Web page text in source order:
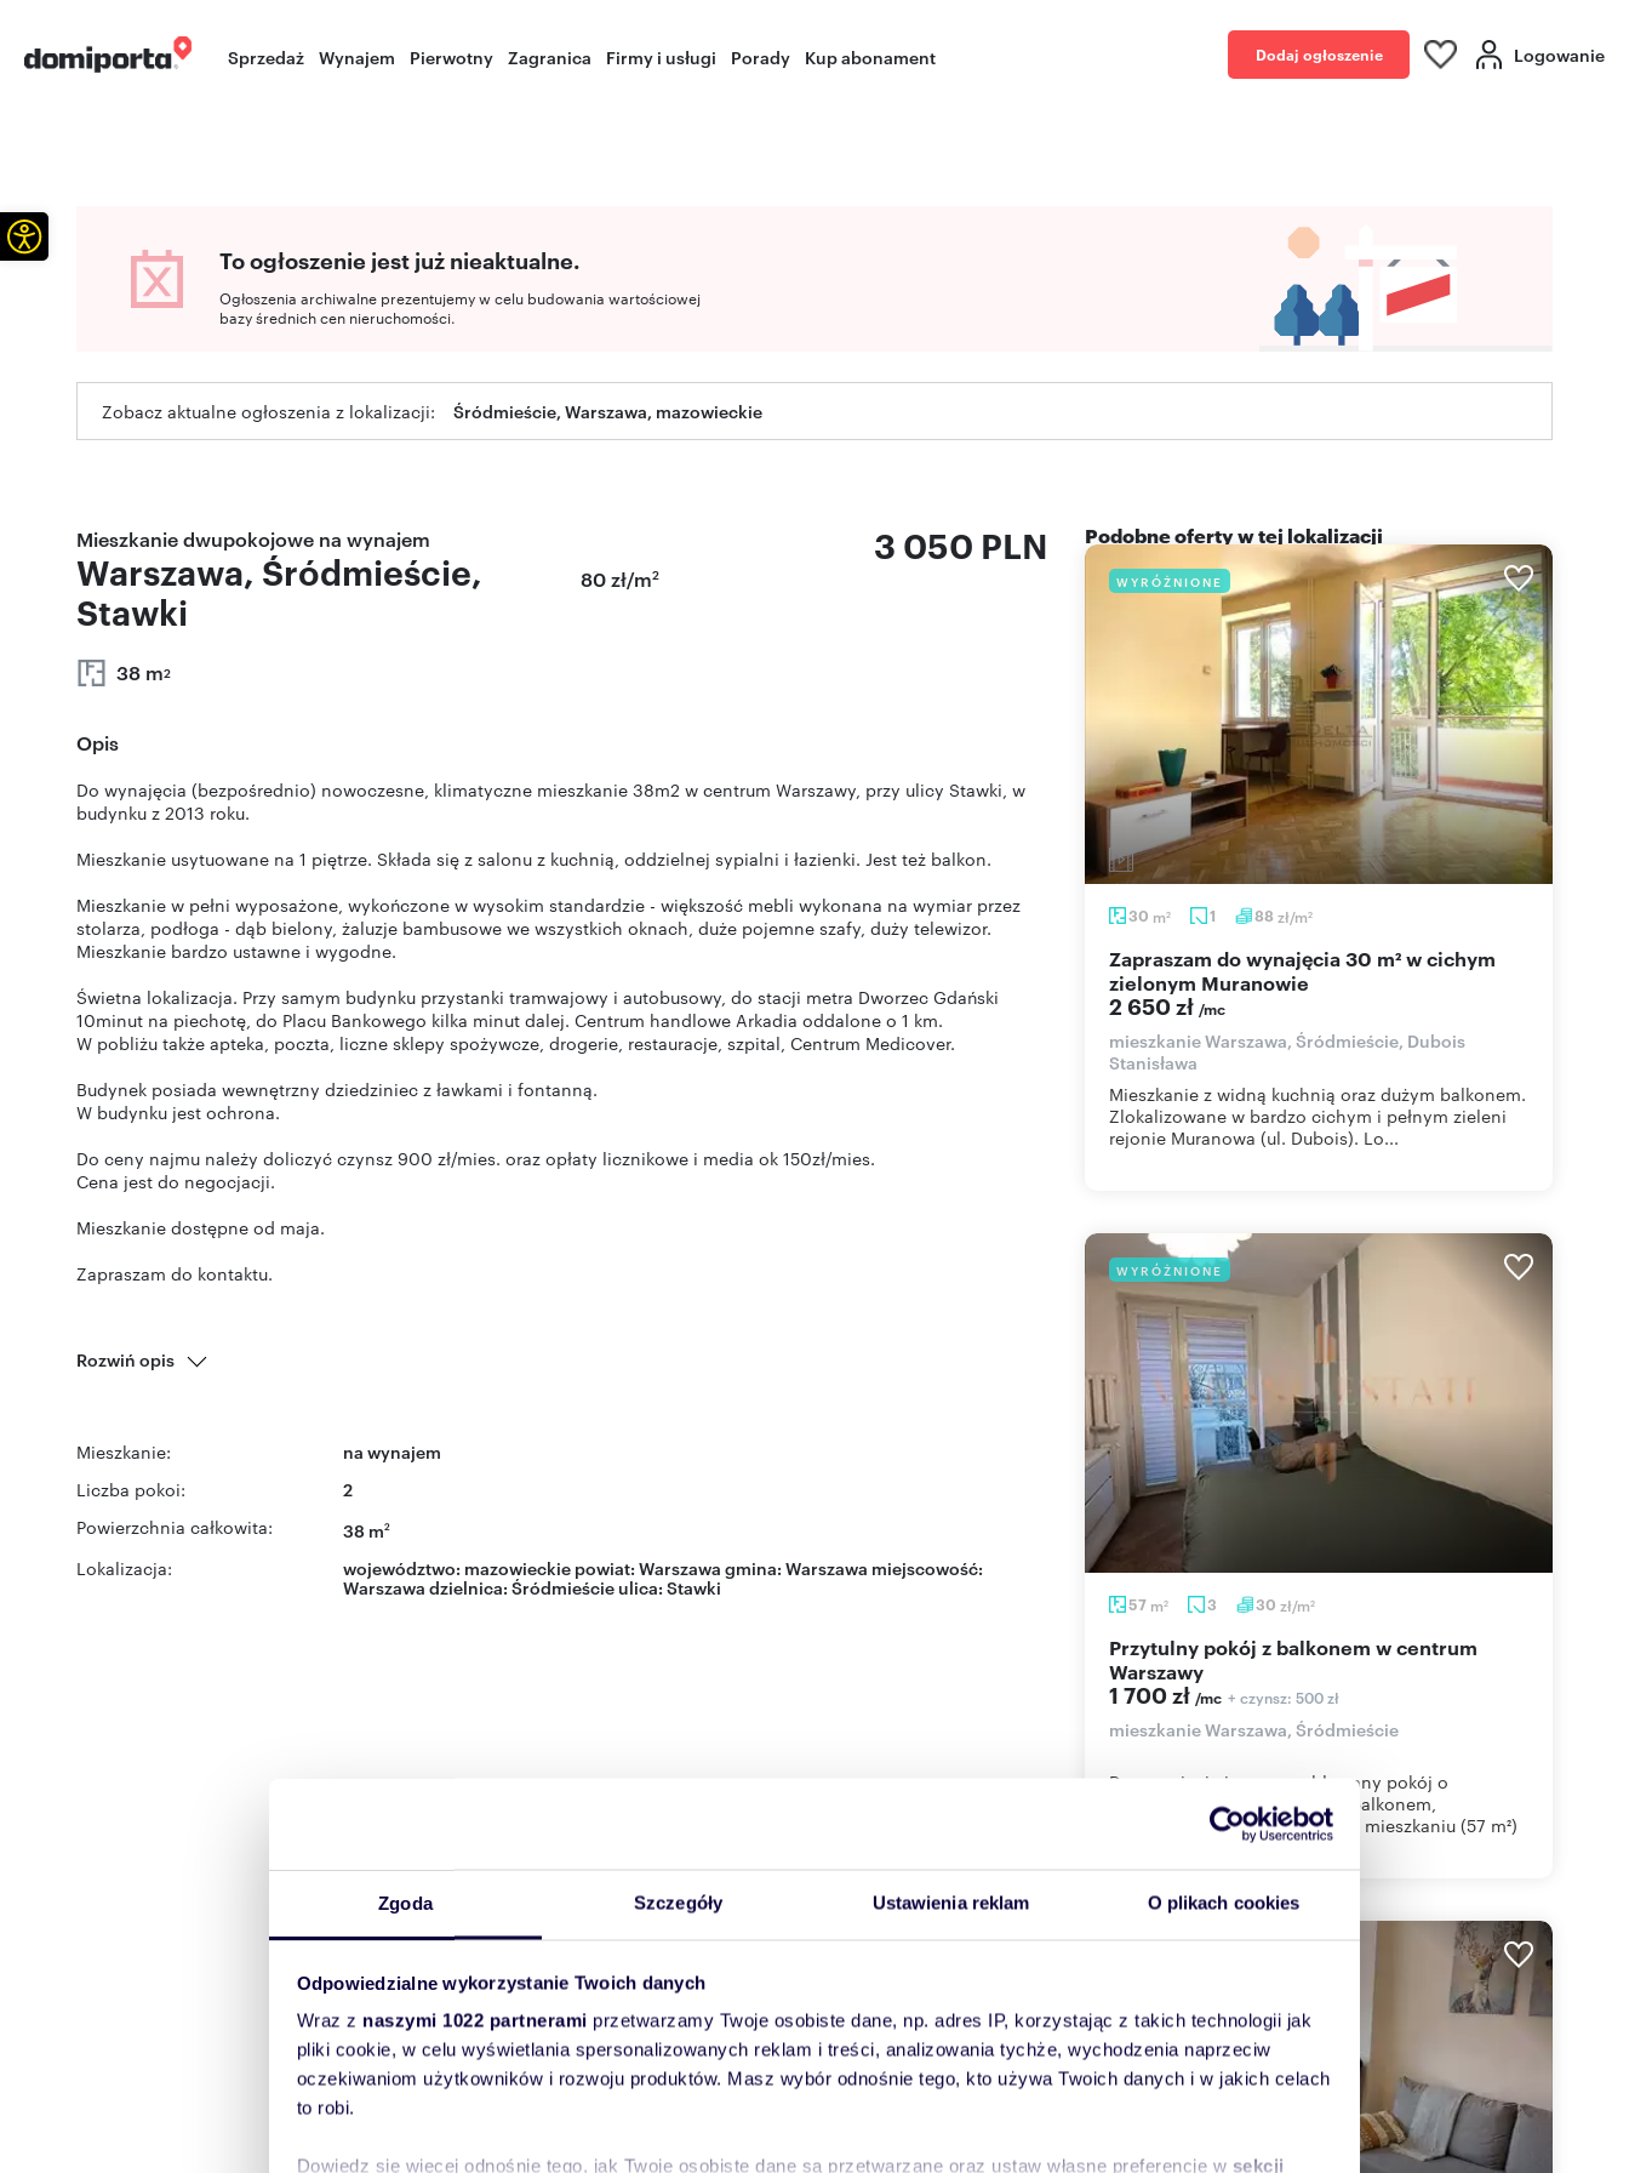
Zgoda Szczegóły Ustawienia reklam O plikach cookies
Odpowiedzialne wykorzystanie Twoich danych
Wraz z naszymi 1022 partnerami przetwarzamy Twoje osobiste dane, np. adres IP, korzystając z takich technologii jak
pliki cookie, w celu wyświetlania spersonalizowanych reklam i treści, analizowania tychże, wychodzenia naprzeciw
oczekiwaniom użytkowników i rozwoju produktów. Masz wybór odnośnie tego, kto używa Twoich danych i w jakich celach
to robi.
Dowiedz się więcej odnośnie tego, jak Twoje osobiste dane są przetwarzane oraz ustaw własne preferencje w sekcji
Sprzedaż Wynajem Pierwotny Zagranica Firmy i usługi Porady Kup abonament Dodaj ogłoszenie Logowanie
To ogłoszenie jest już nieaktualne.
Ogłoszenia archiwalne prezentujemy w celu budowania wartościowej
bazy średnich cen nieruchomości.
Zobacz aktualne ogłoszenia z lokalizacji: Śródmieście, Warszawa, mazowieckie
Mieszkanie dwupokojowe na wynajem
Warszawa, Śródmieście,
Stawki
38 m2
3 050 PLN
80 zł/m2
Opis
Do wynajęcia (bezpośrednio) nowoczesne, klimatyczne mieszkanie 38m2 w centrum Warszawy, przy ulicy Stawki, w
budynku z 2013 roku.
Mieszkanie usytuowane na 1 piętrze. Składa się z salonu z kuchnią, oddzielnej sypialni i łazienki. Jest też balkon.
Mieszkanie w pełni wyposażone, wykończone w wysokim standardzie - większość mebli wykonana na wymiar przez
stolarza, podłoga - dąb bielony, żaluzje bambusowe we wszystkich oknach, duże pojemne szafy, duży telewizor.
Mieszkanie bardzo ustawne i wygodne.
Świetna lokalizacja. Przy samym budynku przystanki tramwajowy i autobusowy, do stacji metra Dworzec Gdański
10minut na piechotę, do Placu Bankowego kilka minut dalej. Centrum handlowe Arkadia oddalone o 1 km.
W pobliżu także apteka, poczta, liczne sklepy spożywcze, drogerie, restauracje, szpital, Centrum Medicover.
Budynek posiada wewnętrzny dziedziniec z ławkami i fontanną.
W budynku jest ochrona.
Do ceny najmu należy doliczyć czynsz 900 zł/mies. oraz opłaty licznikowe i media ok 150zł/mies.
Cena jest do negocjacji.
Mieszkanie dostępne od maja.
Zapraszam do kontaktu.
Rozwiń opis
Mieszkanie: na wynajem
Liczba pokoi: 2
Powierzchnia całkowita: 38 m2
Lokalizacja: województwo: mazowieckie powiat: Warszawa gmina: Warszawa miejscowość:
Warszawa dzielnica: Śródmieście ulica: Stawki
Podobne oferty w tej lokalizacji
WYRÓŻNIONE
30 m2 1 88 zł/m2
Zapraszam do wynajęcia 30 m² w cichym
zielonym Muranowie
2 650 zł /mc
mieszkanie Warszawa, Śródmieście, Dubois
Stanisława
Mieszkanie z widną kuchnią oraz dużym balkonem.
Zlokalizowane w bardzo cichym i pełnym zieleni
rejonie Muranowa (ul. Dubois). Lo...
WYRÓŻNIONE
57 m2 3 30 zł/m2
Przytulny pokój z balkonem w centrum
Warszawy
1 700 zł /mc + czynsz: 500 zł
mieszkanie Warszawa, Śródmieście
Do wynajęcia jasny, umeblowany pokój o
powierzchni 16,4 m² z dużym balkonem,
zlokalizowany w 3‑pokojowym mieszkaniu (57 m²)
Otwórz pasek narzędzi